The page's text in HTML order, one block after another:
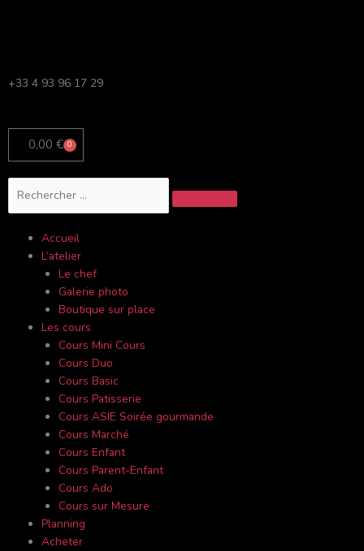
+33 4 93 96 17 29
0,00 € 0
Panier
Accueil
L’atelier
Le chef
Galerie photo
Boutique sur place
Les cours
Cours Mini Cours
Cours Duo
Cours Basic
Cours Patisserie
Cours ASIE Soirée gourmande
Cours Marché
Cours Enfant
Cours Parent-Enfant
Cours Ado
Cours sur Mesure
Planning
Acheter